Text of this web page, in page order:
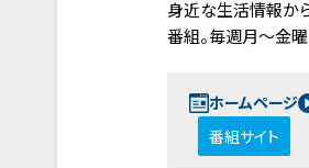
身近な生活情報か
番組。毎週月～金
ホームページ
番組サイト